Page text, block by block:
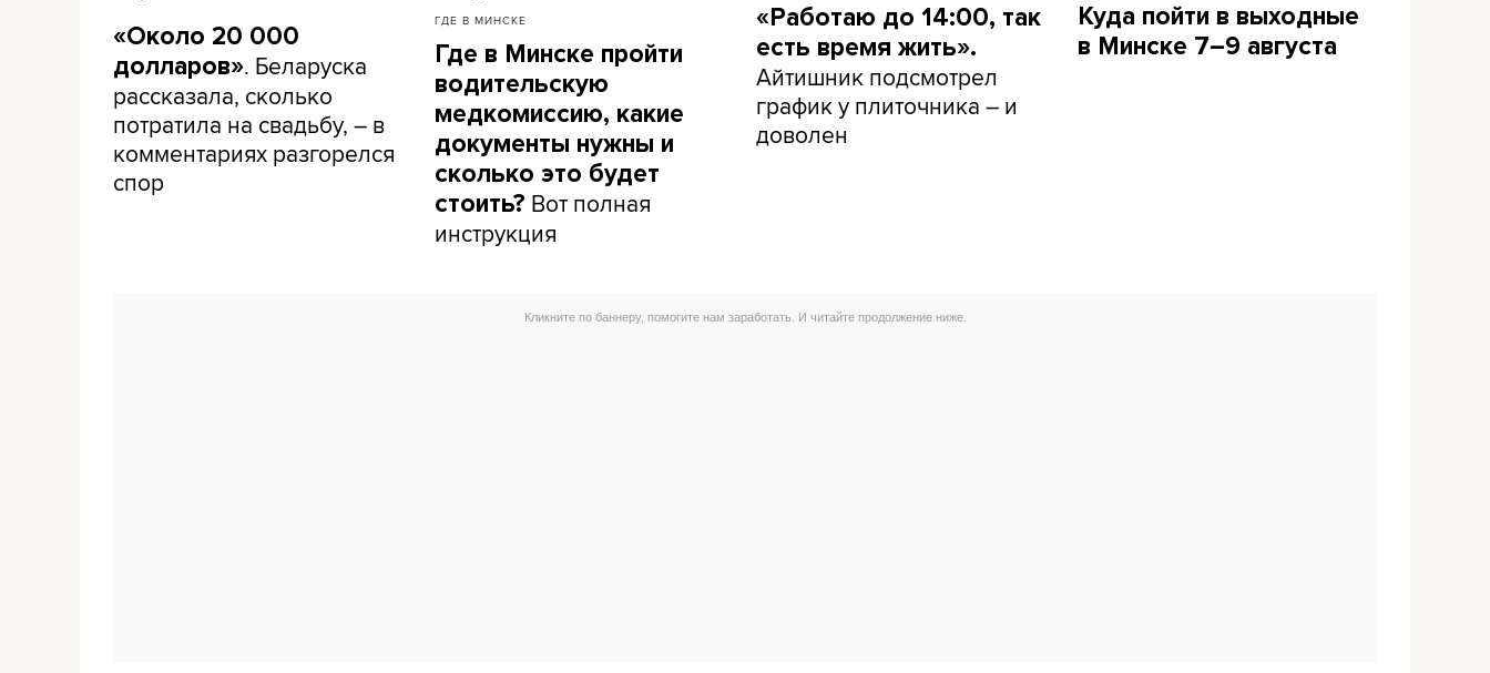
«Около 20 000
долларов». Беларуска
рассказала, сколько
потратила на свадьбу, – в
комментариях разгорелся
спор
ГДЕ В МИНСКЕ
Где в Минске пройти
водительскую
медкомиссию, какие
документы нужны и
сколько это будет
стоить? Вот полная
инструкция
«Работаю до 14:00, так
есть время жить».
Айтишник подсмотрел
график у плиточника – и
доволен
Куда пойти в выходные
в Минске 7–9 августа